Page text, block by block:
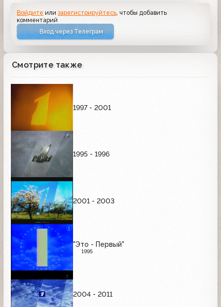
Войдите илизарегистрируйтесь , чтобы добавить
комментарий
Вход через Телеграм
Смотрите также
1997 - 2001
1995 - 1996
2001 - 2003
"Это - Первый"
1995
2004 - 2011